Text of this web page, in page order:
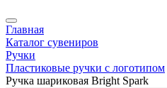
Главная
Каталог сувениров
Ручки
Пластиковые ручки с логотипом
Ручка шариковая Bright Spark